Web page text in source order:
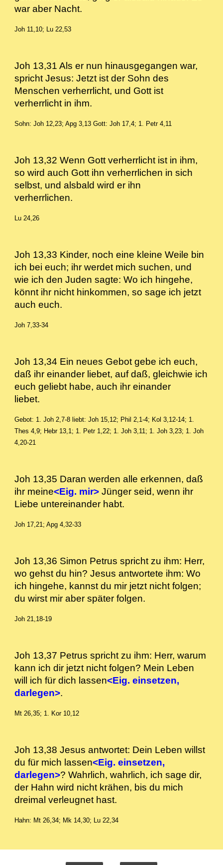
war aber Nacht.
Joh 11,10; Lu 22,53
Joh 13,31 Als er nun hinausgegangen war,
spricht Jesus: Jetzt ist der Sohn des
Menschen verherrlicht, und Gott ist
verherrlicht in ihm.
Sohn: Joh 12,23; Apg 3,13 Gott: Joh 17,4; 1. Petr 4,11
Joh 13,32 Wenn Gott verherrlicht ist in ihm,
so wird auch Gott ihn verherrlichen in sich
selbst, und alsbald wird er ihn
verherrlichen.
Lu 24,26
Joh 13,33 Kinder, noch eine kleine Weile bin
ich bei euch; ihr werdet mich suchen, und
wie ich den Juden sagte: Wo ich hingehe,
könnt ihr nicht hinkommen, so sage ich jetzt
auch euch.
Joh 7,33-34
Joh 13,34 Ein neues Gebot gebe ich euch,
daß ihr einander liebet, auf daß, gleichwie ich
euch geliebt habe, auch ihr einander
liebet.
Gebot: 1. Joh 2,7-8 liebt: Joh 15,12; Phil 2,1-4; Kol 3,12-14; 1.
Thes 4,9; Hebr 13,1; 1. Petr 1,22; 1. Joh 3,11; 1. Joh 3,23; 1. Joh
4,20-21
Joh 13,35 Daran werden alle erkennen, daß
ihr meine<Eig. mir> Jünger seid, wenn ihr
Liebe untereinander habt.
Joh 17,21; Apg 4,32-33
Joh 13,36 Simon Petrus spricht zu ihm: Herr,
wo gehst du hin? Jesus antwortete ihm: Wo
ich hingehe, kannst du mir jetzt nicht folgen;
du wirst mir aber später folgen.
Joh 21,18-19
Joh 13,37 Petrus spricht zu ihm: Herr, warum
kann ich dir jetzt nicht folgen? Mein Leben
will ich für dich lassen<Eig. einsetzen,
darlegen>.
Mt 26,35; 1. Kor 10,12
Joh 13,38 Jesus antwortet: Dein Leben willst
du für mich lassen<Eig. einsetzen,
darlegen>? Wahrlich, wahrlich, ich sage dir,
der Hahn wird nicht krähen, bis du mich
dreimal verleugnet hast.
Hahn: Mt 26,34; Mk 14,30; Lu 22,34